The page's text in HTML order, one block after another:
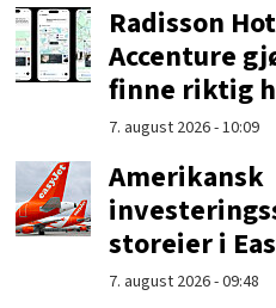
Radisson
Accenture
finne riktig
7. august 2026 - 10:09
Amerikansk
storeier i
7. august 2026 - 09:48